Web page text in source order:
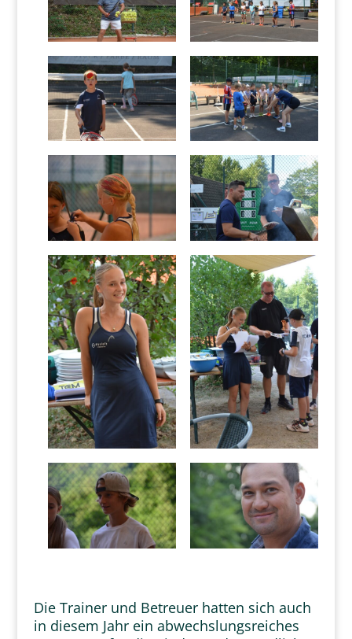
Die Trainer und Betreuer hatten sich auch
in diesem Jahr ein abwechslungsreiches